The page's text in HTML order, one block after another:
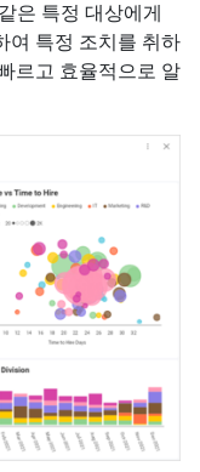
은 특정 대상에게
여 특정 조치를 취하
르고 효율적으로 알